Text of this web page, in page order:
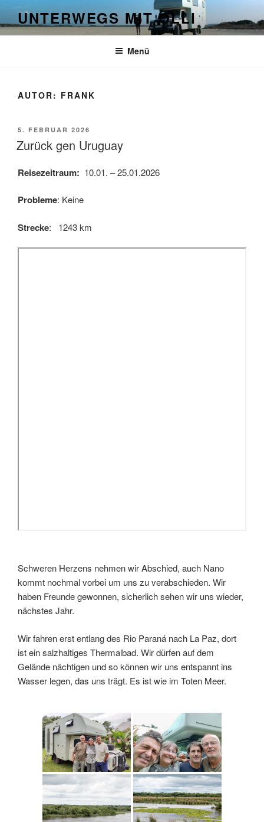
Inhalt
springen
UNTERWEGS MIT OLLI
Menü
AUTOR: FRANK
VERÖFFENTLICHT
AM
5. FEBRUAR 2026
Zurück gen Uruguay
Reisezeitraum: 10.01. – 25.01.2026
Probleme: Keine
Strecke: 1243 km
Schweren Herzens nehmen wir Abschied, auch Nano
kommt nochmal vorbei um uns zu verabschieden. Wir
haben Freunde gewonnen, sicherlich sehen wir uns wieder,
nächstes Jahr.
Wir fahren erst entlang des Rio Paraná nach La Paz, dort
ist ein salzhaltiges Thermalbad. Wir dürfen auf dem
Gelände nächtigen und so können wir uns entspannt ins
Wasser legen, das uns trägt. Es ist wie im Toten Meer.